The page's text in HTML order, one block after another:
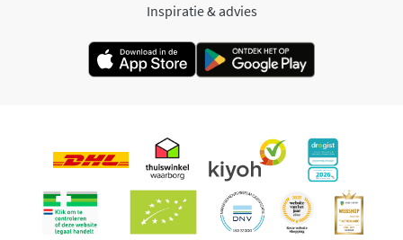
Inspiratie & advies